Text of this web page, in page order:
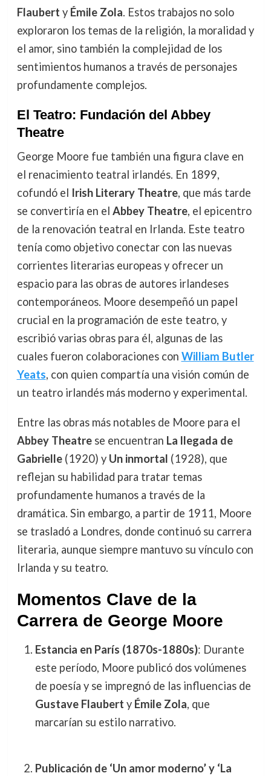
Flaubert y Émile Zola. Estos trabajos no solo
exploraron los temas de la religión, la moralidad y
el amor, sino también la complejidad de los
sentimientos humanos a través de personajes
profundamente complejos.
El Teatro: Fundación del Abbey
Theatre
George Moore fue también una figura clave en
el renacimiento teatral irlandés. En 1899,
cofundó el Irish Literary Theatre, que más tarde
se convertiría en el Abbey Theatre, el epicentro
de la renovación teatral en Irlanda. Este teatro
tenía como objetivo conectar con las nuevas
corrientes literarias europeas y ofrecer un
espacio para las obras de autores irlandeses
contemporáneos. Moore desempeñó un papel
crucial en la programación de este teatro, y
escribió varias obras para él, algunas de las
cuales fueron colaboraciones con William Butler
Yeats, con quien compartía una visión común de
un teatro irlandés más moderno y experimental.
Entre las obras más notables de Moore para el
Abbey Theatrese encuentran La llegada de
Gabrielle(1920) y Un inmortal (1928), que
reflejan su habilidad para tratar temas
profundamente humanos a través de la
dramática. Sin embargo, a partir de 1911, Moore
se trasladó a Londres, donde continuó su carrera
literaria, aunque siempre mantuvo su vínculo con
Irlanda y su teatro.
Momentos Clave de la
Carrera de George Moore
Estancia en París (1870s-1880s): Durante
este período, Moore publicó dos volúmenes
de poesía y se impregnó de las influencias de
Gustave Flaubert y Émile Zola, que
marcarían su estilo narrativo.
Publicación de ‘Un amor moderno’ y ‘La